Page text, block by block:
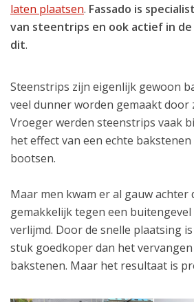
laten plaatsen. Fassado is
van steentrips en ook actief in
dit.
Steenstrips zijn eigenlijk gewoon
veel dunner worden gemaakt door
Vroeger werden steenstrips vaak
het effect van een echte
bootsen.
Maar men kwam er al gauw
gemakkelijk tegen een
verlijmd. Door de snelle plaatsing
stuk goedkoper dan het
bakstenen. Maar het resultaat is